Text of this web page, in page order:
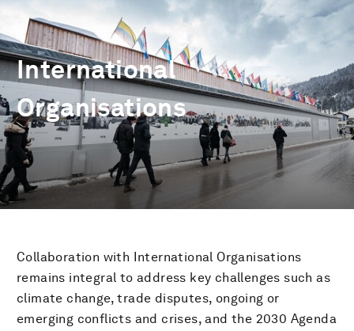
International
Organisations
Collaboration with International Organisations
remains integral to address key challenges such as
climate change, trade disputes, ongoing or
emerging conflicts and crises, and the 2030 Agenda